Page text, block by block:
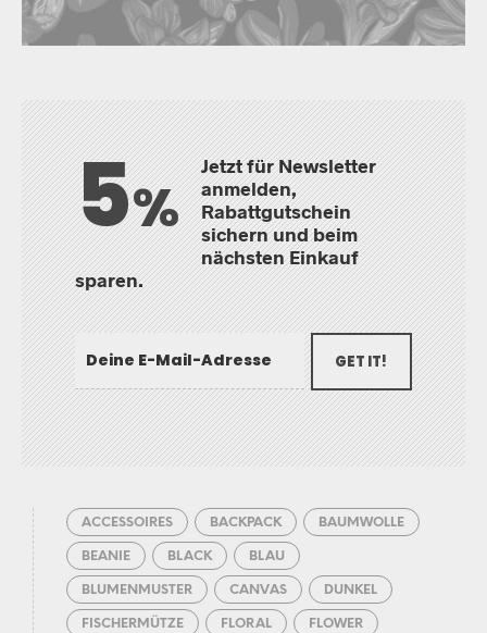
5%
Jetzt für Newsletter
anmelden,
Rabattgutschein
sichern und beim
nächsten Einkauf
sparen.
GET IT!
ACCESSOIRES BACKPACK BAUMWOLLE
BEANIE BLACK BLAU
BLUMENMUSTER CANVAS DUNKEL
FISCHERMÜTZE FLORAL FLOWER